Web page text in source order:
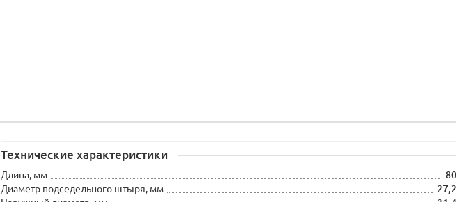
Технические характеристики
Длина, мм
80
Диаметр подседельного штыря, мм
27,2